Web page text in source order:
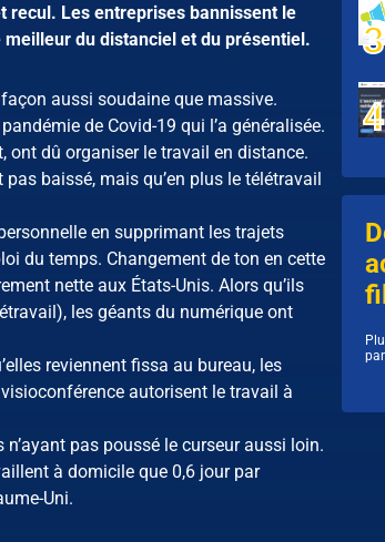
recul. Les entreprises bannissent le
du distanciel et du présentiel.
aussi soudaine que massive.
de Covid-19 qui l’a généralisée.
ont dû organiser le travail en distance.
baissé, mais qu’en plus le télétravail
en supprimant les trajets
du temps. Changement de ton en cette
nette aux États-Unis. Alors qu’ils
les géants du numérique ont
reviennent fissa au bureau, les
autorisent le travail à
pas poussé le curseur aussi loin.
à domicile que 0,6 jour par
Uni.